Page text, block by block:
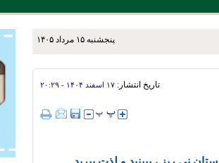
پنجشنبه ۱۵ مرداد ۱۴۰۵
تاریخ انتشار: ۱۷ اسفند ۱۴۰۴ - ۲۰:۲۹